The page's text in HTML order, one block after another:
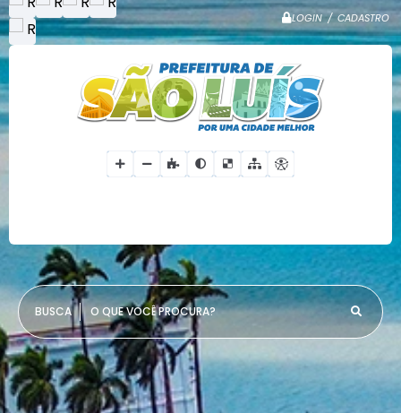
LOGIN / CADASTRO
O QUE VOCÊ PROCURA?